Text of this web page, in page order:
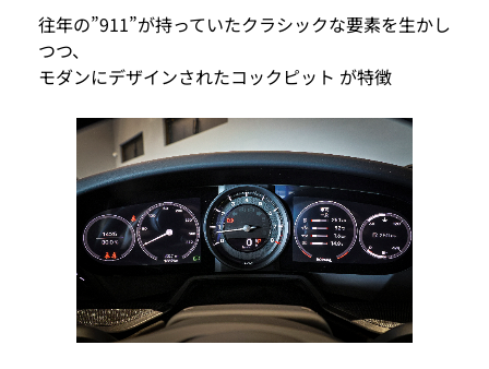
往年の”911”が持っていたクラシックな要素を生かし
つつ、
モダンにデザインされたコックピット が特徴